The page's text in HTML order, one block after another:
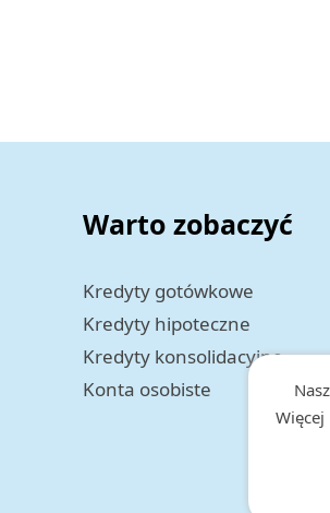
Więcej
Warto zobaczyć
Kredyty gotówkowe
Kredyty hipoteczne
Kredyty konsolidacyjne
Konta osobiste